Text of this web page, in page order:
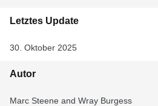
Letztes Update
30. Oktober 2025
Autor
Marc Steene and Wray Burgess